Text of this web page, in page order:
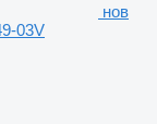
нов
03V